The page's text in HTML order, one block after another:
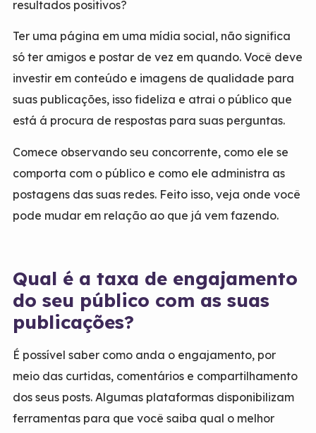
resultados positivos?
Ter uma página em uma mídia social, não significa
só ter amigos e postar de vez em quando. Você deve
investir em conteúdo e imagens de qualidade para
suas publicações, isso fideliza e atrai o público que
está á procura de respostas para suas perguntas.
Comece observando seu concorrente, como ele se
comporta com o público e como ele administra as
postagens das suas redes. Feito isso, veja onde você
pode mudar em relação ao que já vem fazendo.
Qual é a taxa de engajamento
do seu público com as suas
publicações?
É possível saber como anda o engajamento, por
meio das curtidas, comentários e compartilhamento
dos seus posts. Algumas plataformas disponibilizam
ferramentas para que você saiba qual o melhor